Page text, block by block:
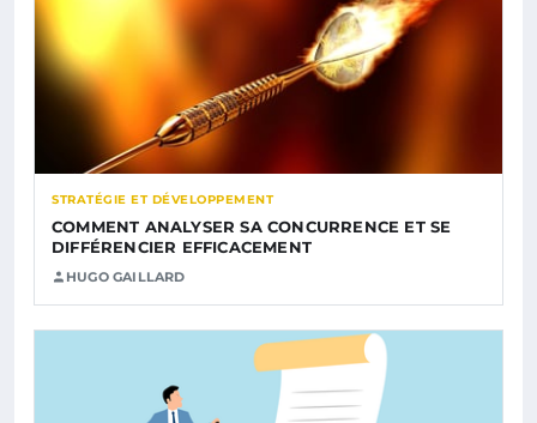
STRATÉGIE ET DÉVELOPPEMENT
COMMENT ANALYSER SA CONCURRENCE ET SE
DIFFÉRENCIER EFFICACEMENT
HUGO GAILLARD